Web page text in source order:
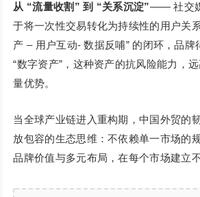
从 “流量收割” 到 “关系沉淀”—— 社交
于将一次性交易转化为持续性的用户关
产 – 用户互动- 数据反哺” 的闭环，品牌
“数字资产”，这种资产的抗风险能力，
量优势。
当全球产业链进入重构期，中国外贸的
放包容的生态思维：不依赖单一市场的
品牌价值与多元布局，在每个市场建立